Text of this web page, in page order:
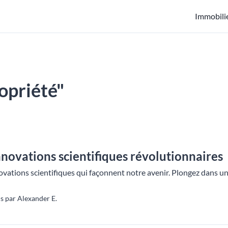
scientifiques révolutionnaires
scientifiques qui façonnent notre avenir. Plongez dans
par Alexander E.